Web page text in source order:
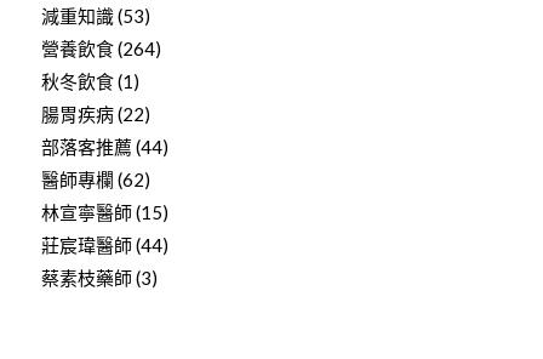
減重知識(53)
營養飲食(264)
秋冬飲食(1)
腸胃疾病(22)
部落客推薦 (44)
醫師專欄 (62)
林宣寧醫師(15)
莊宸瑋醫師(44)
蔡素枝藥師(3)